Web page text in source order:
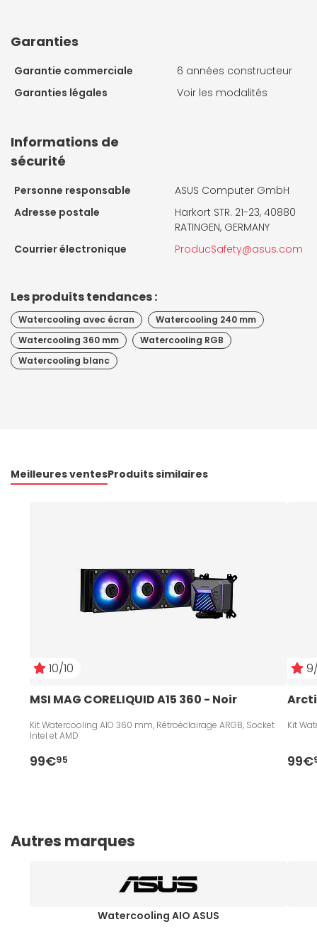
Garanties
Garantie commerciale
6 années constructeur
Garanties légales
Voir les modalités
Informations de
sécurité
Personne responsable
ASUS Computer GmbH
Adresse postale
Harkort STR. 21-23, 40880
RATINGEN, GERMANY
Courrier électronique
ProducSafety@asus.com
Les produits tendances :
Watercooling avec écran
Watercooling 240 mm
Watercooling 360 mm
Watercooling RGB
Watercooling blanc
Meilleures ventesProduits similaires
10/10
MSI MAG CORELIQUID A15 360 - Noir
Kit Watercooling AIO 360 mm, Rétroéclairage ARGB, Socket
Intel et AMD
99€95
Kit
99€
Autres marques
Watercooling AIO ASUS